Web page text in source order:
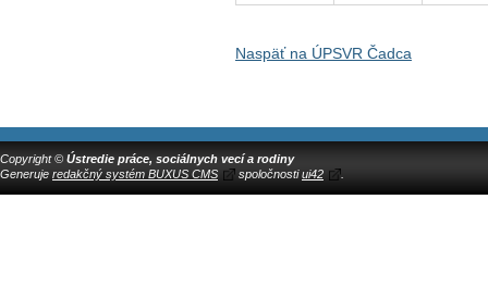
Naspäť na ÚPSVR Čadca
Copyright © Ústredie práce, sociálnych vecí a rodiny
Generuje redakčný systém BUXUS CMS spoločnostiui42